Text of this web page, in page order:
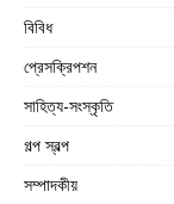
বিবিধ
প্রেসক্রিপশন
সাহিত্য-সংস্কৃতি
গল্প স্বল্প
সম্পাদকীয়